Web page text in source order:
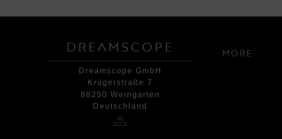
DREAMSCOPE
Dreamscope GmbH
Krügerstraße 7
88250 Weingarten
Deutschland
MORE